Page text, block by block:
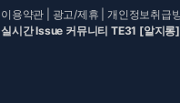
이용약관 광고/제휴 |개인정보취급
실시간 Issue 커뮤니티 TE31 [알지